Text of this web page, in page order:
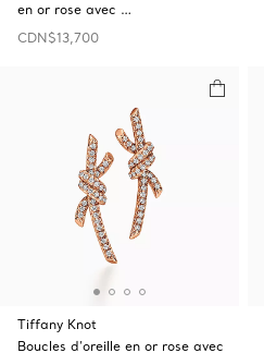
en or rose avec …
CDN$13,700
Tiffany Knot
Boucles d’oreille en or rose avec